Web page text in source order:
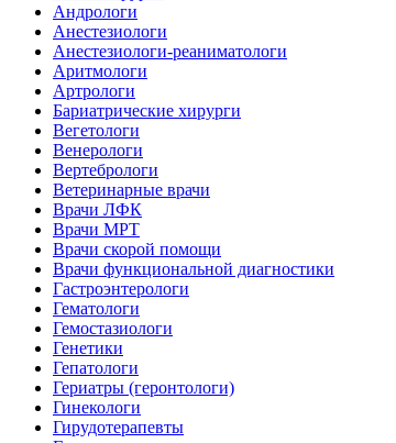
Андрологи
Анестезиологи
Анестезиологи-реаниматологи
Аритмологи
Артрологи
Бариатрические хирурги
Вегетологи
Венерологи
Вертебрологи
Ветеринарные врачи
Врачи ЛФК
Врачи МРТ
Врачи скорой помощи
Врачи функциональной диагностики
Гастроэнтерологи
Гематологи
Гемостазиологи
Генетики
Гепатологи
Гериатры (геронтологи)
Гинекологи
Гирудотерапевты